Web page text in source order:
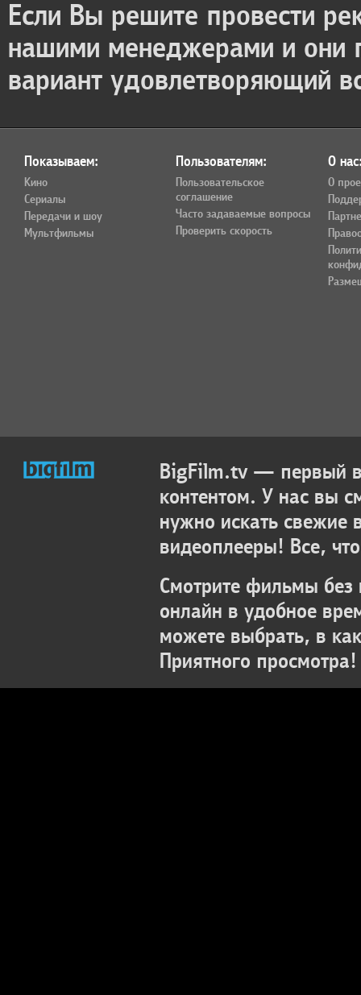
Если Вы решите провести
нашими менеджерами и
вариант удовлетворяющий
Показываем:
Кино
Сериалы
Передачи и шоу
Мультфильмы
Пользователям:
Пользовательское
соглашение
Часто задаваемые вопросы
Проверить скорость
О
О
BigFilm.tv — первый
контентом. У нас вы
нужно искать свежие
видеоплееры! Все,
Смотрите фильмы без
онлайн в удобное
можете выбрать, в
Приятного просмотра!